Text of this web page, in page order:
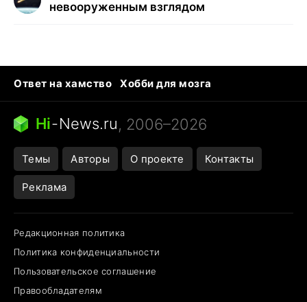
невооруженным взглядом
Ответ на хамство
Хобби для мозга
Бензин 100 и 95
Тунцы в океанариуме
Следующая пандемия
Hi-News.ru, 2006–2026
Темы Авторы О проекте Контакты
Реклама
Редакционная политика
Политика конфиденциальности
Пользовательское соглашение
Правообладателям